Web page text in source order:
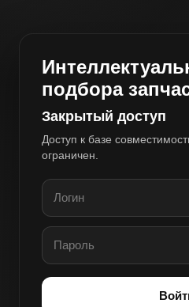
подбора
Закрытый доступ
Доступ к базе
ограничен.